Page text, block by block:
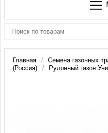
Главная Семена газонных
(Россия)
Рулонный газон